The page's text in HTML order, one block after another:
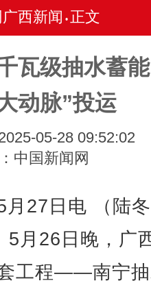
西新闻 • 正文
瓦级抽水蓄
动脉”投运
05-28 09:52:02
中国新闻网
27日电 （陆
5月26日晚，广
工程——南宁